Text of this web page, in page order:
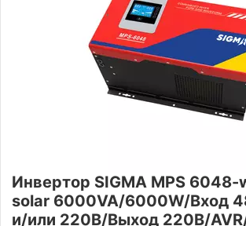
Инвертор SIGMA MPS 6048-
solar 6000VA/6000W/Вход
и/или 220В/Выход 220В/